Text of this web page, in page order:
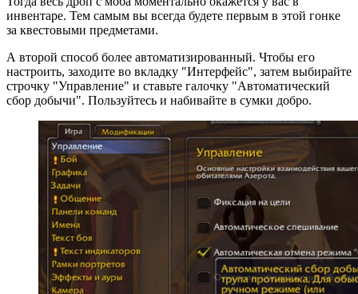
инвентаре. Тем самым вы всегда будете первым в этой гонке
за квестовыми предметами.
А второй способ более автоматизированный. Чтобы его
настроить, заходите во вкладку "Интерфейс", затем выбирайте
строчку "Управление" и ставьте галочку "Автоматический
сбор добычи". Пользуйтесь и набивайте в сумки добро.